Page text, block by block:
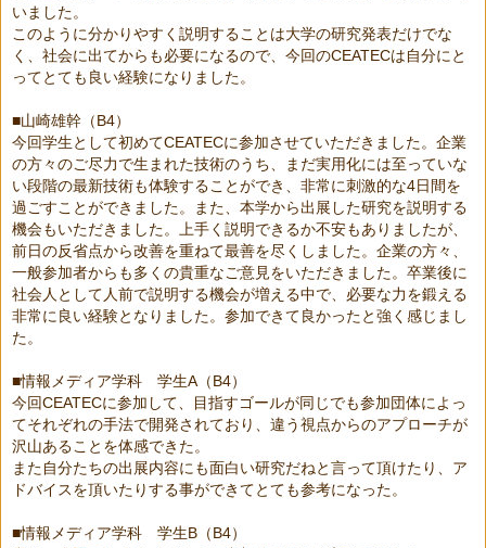
いました。
このように分かりやすく説明することは大学の研究発表だけでな
く、社会に出てからも必要になるので、今回のCEATECは自分にと
ってとても良い経験になりました。
■山崎雄幹（B4）
今回学生として初めてCEATECに参加させていただきました。企業
の方々のご尽力で生まれた技術のうち、まだ実用化には至っていな
い段階の最新技術も体験することができ、非常に刺激的な4日間を
過ごすことができました。また、本学から出展した研究を説明する
機会もいただきました。上手く説明できるか不安もありましたが、
前日の反省点から改善を重ねて最善を尽くしました。企業の方々、
一般参加者からも多くの貴重なご意見をいただきました。卒業後に
社会人として人前で説明する機会が増える中で、必要な力を鍛える
非常に良い経験となりました。参加できて良かったと強く感じまし
た。
■情報メディア学科 学生A （B4）
今回CEATECに参加して、目指すゴールが同じでも参加団体によっ
てそれぞれの手法で開発されており、違う視点からのアプローチが
沢山あることを体感できた。
また自分たちの出展内容にも面白い研究だねと言って頂けたり、ア
ドバイスを頂いたりする事ができてとても参考になった。
■情報メディア学科 学生B （B4）